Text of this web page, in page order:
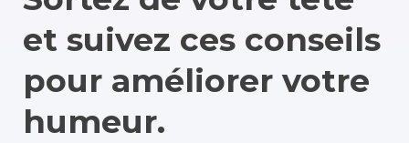
et suivez ces conseils
pour améliorer votre
humeur.